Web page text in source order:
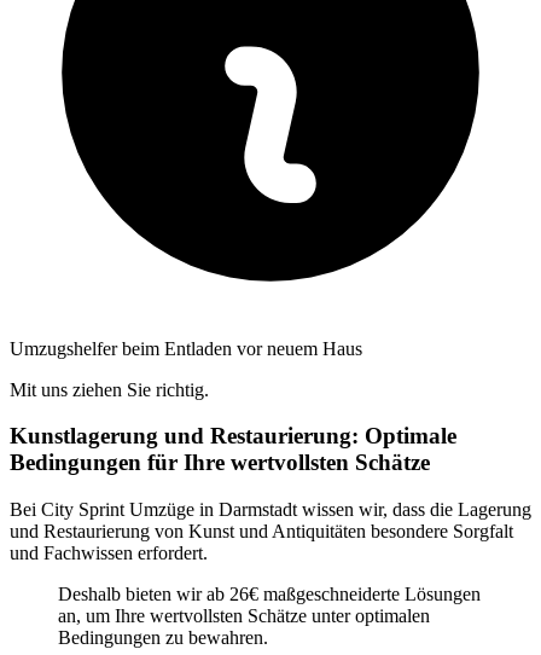
Umzugshelfer beim Entladen vor neuem Haus
Mit uns ziehen Sie richtig.
Kunstlagerung und Restaurierung: Optimale
Bedingungen für Ihre wertvollsten Schätze
Bei City Sprint Umzüge in Darmstadt wissen wir, dass die Lagerung
und Restaurierung von Kunst und Antiquitäten besondere Sorgfalt
und Fachwissen erfordert.
Deshalb bieten wir ab 26€ maßgeschneiderte Lösungen
an, um Ihre wertvollsten Schätze unter optimalen
Bedingungen zu bewahren.